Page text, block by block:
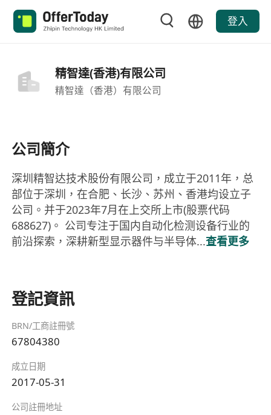
登入
精智達(香港)有限公司
精智達（香港）有限公司
公司簡介
深圳精智达技术股份有限公司，成立于2011年，总
部位于深圳，在合肥、长沙、苏州、香港均设立子
公司。并于2023年7月在上交所上市(股票代码
688627)。 公司专注于国内自动化检测设备行业的
前沿探索，深耕新型显示器件与半导体...查看更多
登記資訊
BRN/工商註冊號
67804380
成立日期
2017-05-31
公司註冊地址